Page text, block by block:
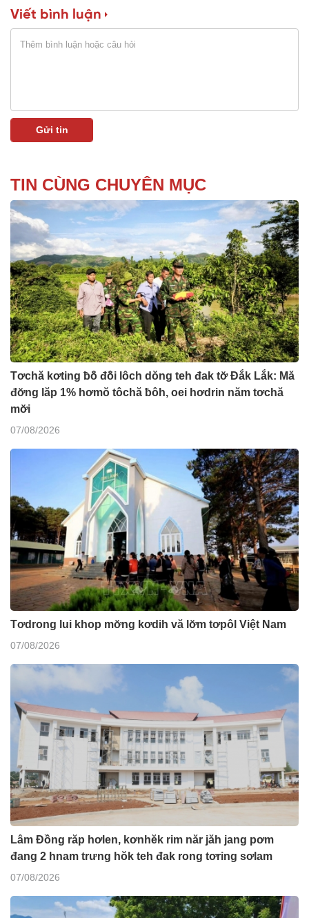
Viết bình luận
TIN CÙNG CHUYÊN MỤC
Tơchă kơting ƀô̆ đô̆i lôch dŏng teh đak tơ̆ Đắk Lắk: Mă
đơ̆ng lăp 1% hơmŏ tôchă ƀôh, oei hơdrin năm tơchă
mơ̆i
07/08/2026
Tơdrong lui khop mơ̆ng kơdih vă lơ̆m tơpôl Việt Nam
07/08/2026
Lâm Đồng răp hơlen, kơnhĕk rim năr jăh jang pơm
đang 2 hnam trưng hŏk teh đak rong tơring sơlam
07/08/2026